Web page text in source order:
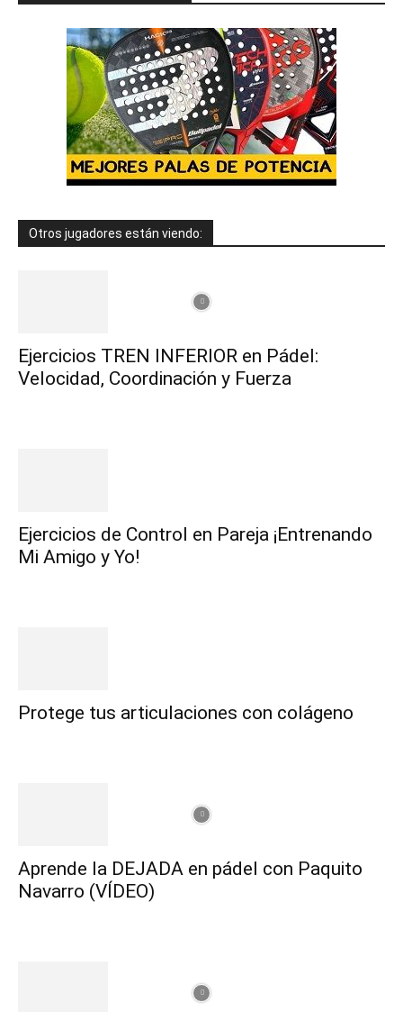
Otros jugadores están viendo:
Ejercicios TREN INFERIOR en Pádel:
Velocidad, Coordinación y Fuerza
Ejercicios de Control en Pareja ¡Entrenando
Mi Amigo y Yo!
Protege tus articulaciones con colágeno
Aprende la DEJADA en pádel con Paquito
Navarro (VÍDEO)